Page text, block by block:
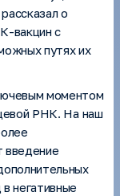
о
вакцин с
путях их
моментом
РНК. На наш
введение
негативные